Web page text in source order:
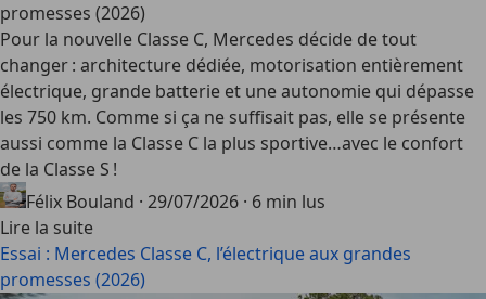
promesses (2026)
Pour la nouvelle Classe C, Mercedes décide de tout
changer : architecture dédiée, motorisation entièrement
électrique, grande batterie et une autonomie qui dépasse
les 750 km. Comme si ça ne suffisait pas, elle se présente
aussi comme la Classe C la plus sportive…avec le confort
de la Classe S !
Félix Bouland · 29/07/2026 · 6 min lus
Lire la suite
Essai : Mercedes Classe C, l’électrique aux grandes
promesses (2026)